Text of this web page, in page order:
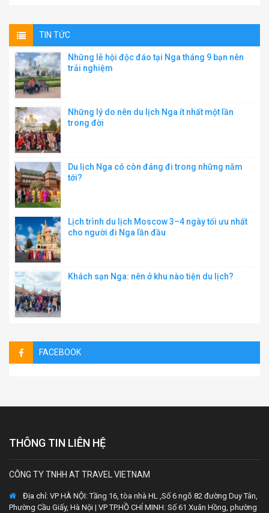
TIN TỨC
Những lễ hội độc đáo tại Nga tháng 9 bạn nên
trải nghiệm
Những lý do nên du lịch Nga ít nhất một lần
trong đời
Du lịch Nga có còn đáng đi trong những năm
tới?
Lịch trình du lịch Moscow 3–4 ngày tối ưu nhất
cho người đi Nga lần đầu
Khách sạn Nga: nên ở khu nào tiện du lịch?
FACEBOOK
THÔNG TIN LIÊN HỆ
CÔNG TY TNHH AT TRAVEL VIETNAM
Địa chỉ: VP HÀ NỘI: Tầng 16, tòa nhà HL ,Số 6 ngõ 82 đường Duy Tân,
Phường Cầu Giấy, Hà Nội | VP TP.HỒ CHÍ MINH: Số 61 Xuân Hồng, phường